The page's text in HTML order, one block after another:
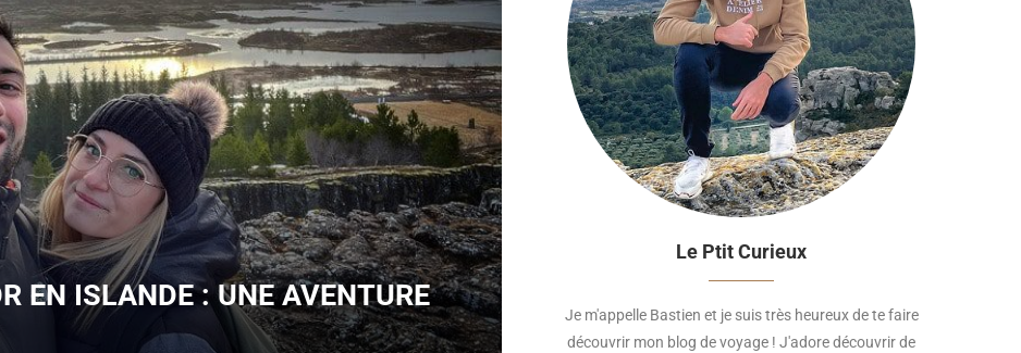
EN ISLANDE : UNE AVENTURE
Le Ptit Curieux
Je m'appelle Bastien et je suis très heureux de te faire
découvrir mon blog de voyage ! J'adore découvrir de